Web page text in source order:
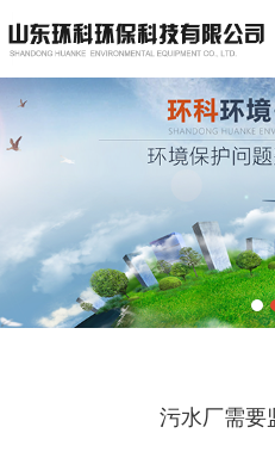
首页 关于我们 产品展示行业资讯
污水厂需要